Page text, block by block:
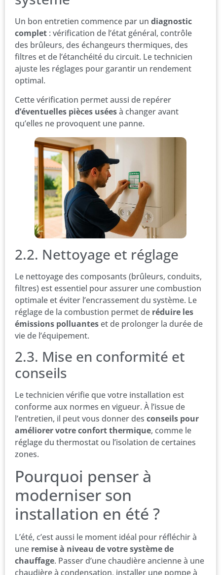
Un bon entretien commence par un diagnostic
complet : vérification de l’état général, contrôle
des brûleurs, des échangeurs thermiques, des
filtres et de l’étanchéité du circuit. Le technicien
ajuste les réglages pour garantir un rendement
optimal.
Cette vérification permet aussi de repérer
d’éventuelles pièces uséesà changer avant
qu’elles ne provoquent une panne.
2.2. Nettoyage et réglage
Le nettoyage des composants (brûleurs, conduits,
filtres) est essentiel pour assurer une combustion
optimale et éviter l’encrassement du système. Le
réglage de la combustion permet de réduire les
émissions polluantes et de prolonger la durée de
vie de l’équipement.
2.3. Mise en conformité et
conseils
Le technicien vérifie que votre installation est
conforme aux normes en vigueur. À l’issue de
l’entretien, il peut vous donner des conseils pour
améliorer votre confort thermique, comme le
réglage du thermostat ou l’isolation de certaines
zones.
Pourquoi penser à
moderniser son
installation en été ?
L’été, c’est aussi le moment idéal pour réfléchir à
une remise à niveau de votre système de
chauffage. Passer d’une chaudière ancienne à une
chaudière à condensation, installer une pompe à